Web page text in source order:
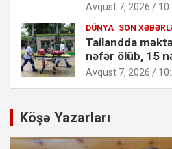
Avqust 7, 2026 /
DÜNYA SON
Tailandda
nəfər ölüb, 15
Avqust 7, 2026 /
Köşə Yazarları